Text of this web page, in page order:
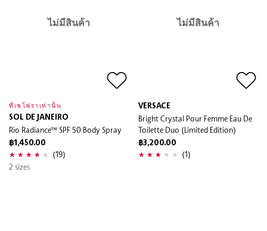
ไม่มีสินค้า
ที่เซโฟราเท่านั้น
SOL DE JANEIRO
Rio Radiance™ SPF 50 Body Spray
฿1,450.00
(19)
2 sizes
ไม่มีสินค้า
VERSACE
Bright Crystal Pour Femme Eau De
Toilette Duo (Limited Edition)
฿3,200.00
(1)